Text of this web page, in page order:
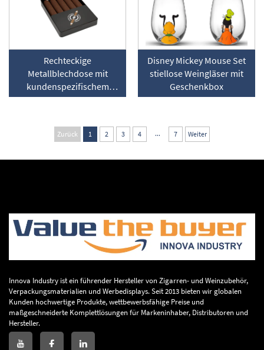
Rechteckige
Metallblechdose mit
kundenspezifischem
Aufdruck für die
Aufbewahrung von Tabak-
und Zigarren
Disney Mickey Mouse Set
stiellose Weingläser mit
Geschenkbox
Zurück 1 2 3 4 ... 7 Weiter
Innova Industry ist ein führender Hersteller von Zigarren- und Weinzubehör,
Verpackungsmaterialien und Werbedisplays. Seit 2013 bieten wir globalen
Kunden hochwertige Produkte, wettbewerbsfähige Preise und
maßgeschneiderte Komplettlösungen für Markeninhaber, Distributoren und
Hersteller.